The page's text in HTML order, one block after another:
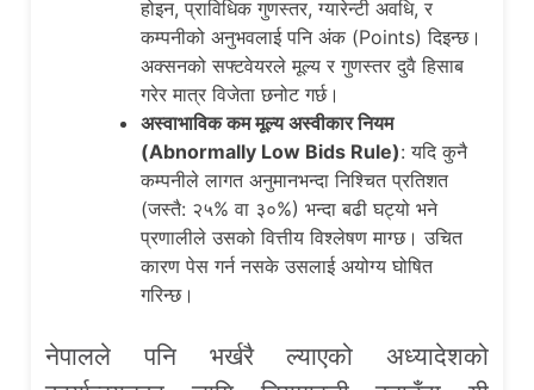
होइन, प्राविधिक गुणस्तर, ग्यारेन्टी अवधि, र
कम्पनीको अनुभवलाई पनि अंक (Points) दिइन्छ।
अक्सनको सफ्टवेयरले मूल्य र गुणस्तर दुवै हिसाब
गरेर मात्र विजेता छनोट गर्छ।
अस्वाभाविक कम मूल्य अस्वीकार नियम
(Abnormally Low Bids Rule): यदि कुनै
कम्पनीले लागत अनुमानभन्दा निश्चित प्रतिशत
(जस्तै: २५% वा ३०%) भन्दा बढी घट्यो भने
प्रणालीले उसको वित्तीय विश्लेषण माग्छ। उचित
कारण पेस गर्न नसके उसलाई अयोग्य घोषित
गरिन्छ।
नेपालले पनि भर्खरै ल्याएको अध्यादेशको